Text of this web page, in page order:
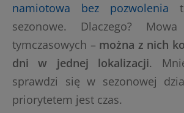
namiotowa bez pozwolenia
sezonowe. Dlaczego?
tymczasowych – można z nich
dni w jednej lokalizacji.
sprawdzi się w sezonowej
priorytetem jest czas.